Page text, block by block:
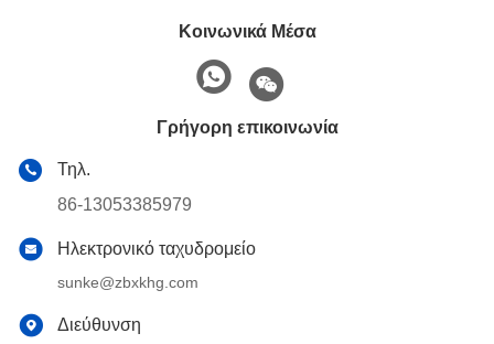
Κοινωνικά Μέσα
Γρήγορη επικοινωνία
Τηλ.
86-13053385979
Ηλεκτρονικό ταχυδρομείο
sunke@zbxkhg.com
Διεύθυνση